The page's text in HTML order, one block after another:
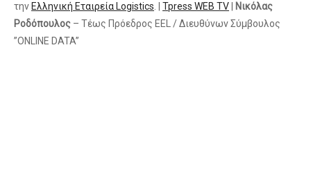
την Ελληνική Εταιρεία Logistics Tpress WEB TV
Νικόλας
Ροδόπουλος – Τέως Πρόεδρος ΕEL / Διευθύνων Σύμβουλος
”ΟNLINE DATA”